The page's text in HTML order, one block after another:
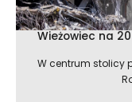
Wieżowiec na
W centrum stolicy